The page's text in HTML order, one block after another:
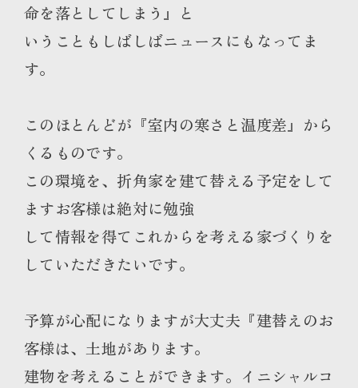
命を落としてしまう』と
いうこともしばしばニュースにもなってま
す。
このほとんどが『室内の寒さと温度差』から
くるものです。
この環境を、折角家を建て替える予定をして
ますお客様は絶対に勉強
して情報を得てこれからを考える家づくりを
していただきたいです。
予算が心配になりますが大丈夫『建替えのお
客様は、土地があります。
建物を考えることができます。イニシャルコ